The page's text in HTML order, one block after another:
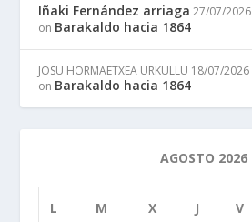
Iñaki Fernández arriaga 27/07/2026
on Barakaldo hacia 1864
JOSU HORMAETXEA URKULLU 18/07/2026
on Barakaldo hacia 1864
AGOSTO 2026
L M X J V